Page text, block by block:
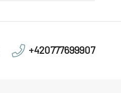
+420777699907